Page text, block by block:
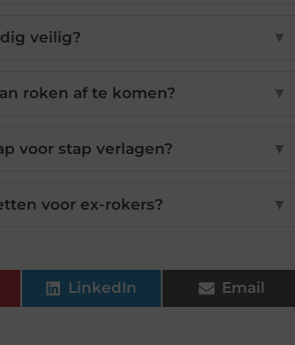
veilig? ▼
roken af te komen? ▼
voor stap verlagen? ▼
voor ex-rokers? ▼
LinkedIn Email